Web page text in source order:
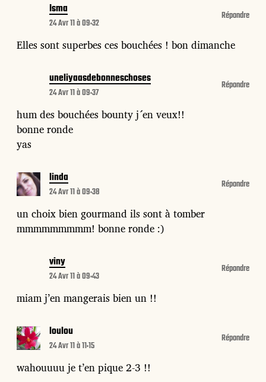
Isma
24 Avr 11 à 09:32
Elles sont superbes ces bouchées ! bon dimanche
Répondre
uneliyaasdebonneschoses
24 Avr 11 à 09:37
hum des bouchées bounty j´en veux!!
bonne ronde
yas
Répondre
linda
24 Avr 11 à 09:38
un choix bien gourmand ils sont à tomber
mmmmmmmmm! bonne ronde :)
Répondre
viny
24 Avr 11 à 09:43
miam j’en mangerais bien un !!
Répondre
loulou
24 Avr 11 à 11:15
wahouuuu je t’en pique 2-3 !!
Répondre